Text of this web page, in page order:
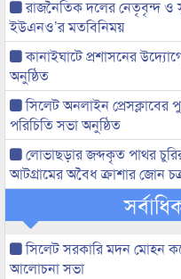
রাজনৈতিক দলের নেতৃবৃন্দ ও
ইউএনও’র মতবিনিময়
কানাইঘাটে প্রশাসনের
অনুষ্ঠিত
সিলেট অনলাইন
পরিচিতি সভা অনুষ্ঠিত
লোভাছড়ার জব্দকৃত পাথর
আটগ্রামের অবৈধ ক্রাশার জোন
সিলেট সরকারি মদন মোহন
আলোচনা সভা